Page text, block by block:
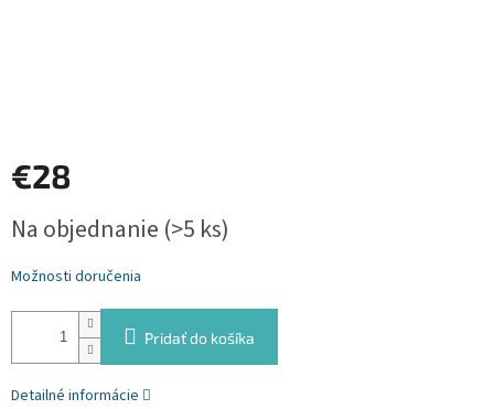
€28
cena:
Na objednanie (>5 ks)
Možnosti doručenia
Pridať do košíka
Detailné informácie